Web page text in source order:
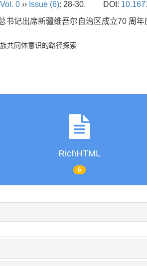
Vol. 0 ›› Issue (6): 28-30. DOI:
书记出席新疆维吾尔自治区成立70 周
共同体意识的路径探索
RichHTML
6